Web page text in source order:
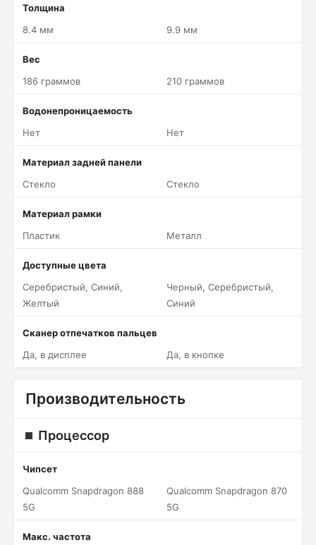
Толщина
8.4 мм
9.9 мм
Вес
186 граммов
210 граммов
Водонепроницаемость
Нет
Нет
Материал задней панели
Стекло
Стекло
Материал рамки
Пластик
Металл
Доступные цвета
Серебристый, Синий,
Желтый
Черный, Серебристый,
Синий
Сканер отпечатков пальцев
Да, в дисплее
Да, в кнопке
Производительность
Процессор
Чипсет
Qualcomm Snapdragon 888
5G
Qualcomm Snapdragon 870
5G
Макс. частота